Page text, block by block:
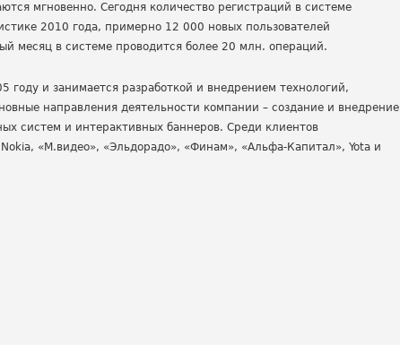
мгновенно. Сегодня количество регистраций в системе
2010 года, примерно 12 000 новых пользователей
месяц в системе проводится более 20 млн. операций.
году и занимается разработкой и внедрением технологий,
направления деятельности компании – создание и внедрение
систем и интерактивных баннеров. Среди клиентов
«М.видео», «Эльдорадо», «Финам», «Альфа-Капитал», Yota и